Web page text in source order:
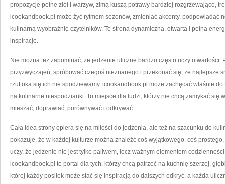
propozycje pełne ziół i warzyw, zimą kuszą potrawy bardziej rozgrzewające,
icookandbook.pl może żyć rytmem sezonów, zmieniać akcenty, podpowiadać
kulinarną wyobraźnię czytelników. To strona dynamiczna, otwarta i pełna
inspiracje.
Nie można też zapominać, że jedzenie uliczne bardzo często uczy otwartości.
przyzwyczajeń, spróbować czegoś nieznanego i przekonać się, że najlepsze
rzut oka się ich nie spodziewamy. icookandbook.pl może zachęcać właśnie
na kulinarne niespodzianki. To miejsce dla ludzi, którzy nie chcą zamykać się
mieszać, doprawiać, porównywać i odkrywać.
Cała idea strony opiera się na miłości do jedzenia, ale też na szacunku do
pokazuje, że w każdej kulturze można znaleźć coś wyjątkowego, coś
uczy, że jedzenie nie jest tylko paliwem, lecz ważnym elementem
icookandbook.pl to portal dla tych, którzy chcą patrzeć na kuchnię szerzej,
której każdy posiłek może stać się inspiracją do dalszych odkryć, a każda